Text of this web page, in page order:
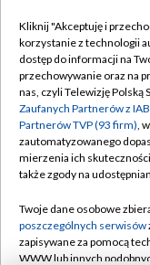
Kliknij "Akceptuję i
korzystanie z technologii
dostęp do informacji na
przechowywanie oraz na
nas, czyli Telewizję Polską
Zaufanych Partnerów z
Partnerów TVP (93 firm),
zautomatyzowanego
mierzenia ich
także zgody na
Twoje dane osobowe
poszczególnych serwisów
zapisywane za pomocą
WWW lub innych